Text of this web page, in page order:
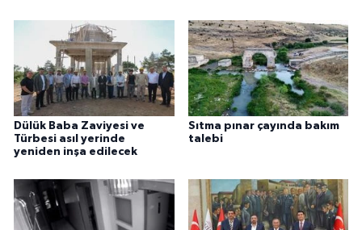
Dülük Baba Zaviyesi ve
Türbesi asıl yerinde
yeniden inşa edilecek
Sıtma pınar çayında bakım
talebi